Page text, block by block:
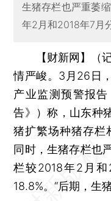
生猪存栏也严重萎
年2月和2018年7月
【财新网】（
情严峻。3月26日
产业监测预警报
告》）称，山东种
猪扩繁场种猪存栏
同时，生猪存栏也
栏较2018年2月
18.8%。“后期，生